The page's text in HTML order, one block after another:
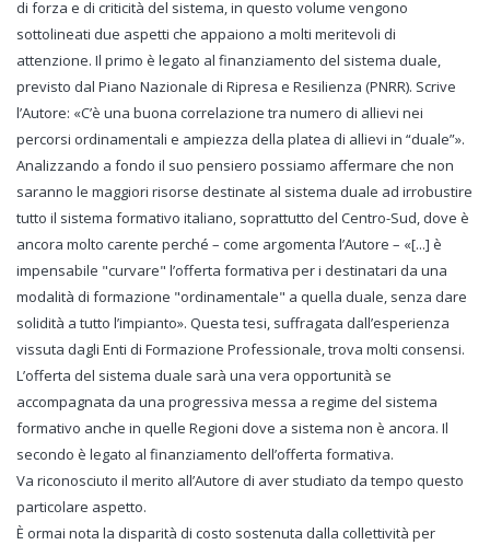
di forza e di criticità del sistema, in questo volume vengono
sottolineati due aspetti che appaiono a molti meritevoli di
attenzione. Il primo è legato al finanziamento del sistema duale,
previsto dal Piano Nazionale di Ripresa e Resilienza (PNRR). Scrive
l’Autore: «C’è una buona correlazione tra numero di allievi nei
percorsi ordinamentali e ampiezza della platea di allievi in “duale”».
Analizzando a fondo il suo pensiero possiamo affermare che non
saranno le maggiori risorse destinate al sistema duale ad irrobustire
tutto il sistema formativo italiano, soprattutto del Centro-Sud, dove è
ancora molto carente perché – come argomenta l’Autore – «[...] è
impensabile "curvare" l’offerta formativa per i destinatari da una
modalità di formazione "ordinamentale" a quella duale, senza dare
solidità a tutto l’impianto». Questa tesi, suffragata dall’esperienza
vissuta dagli Enti di Formazione Professionale, trova molti consensi.
L’offerta del sistema duale sarà una vera opportunità se
accompagnata da una progressiva messa a regime del sistema
formativo anche in quelle Regioni dove a sistema non è ancora. Il
secondo è legato al finanziamento dell’offerta formativa.
Va riconosciuto il merito all’Autore di aver studiato da tempo questo
particolare aspetto.
È ormai nota la disparità di costo sostenuta dalla collettività per